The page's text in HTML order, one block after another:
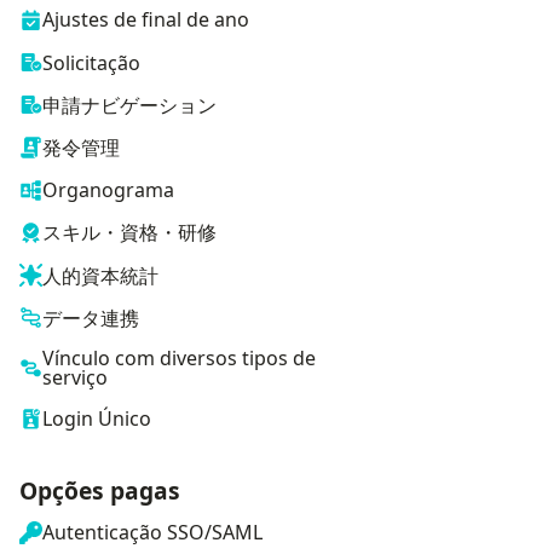
Ajustes de final de ano
Solicitação
申請ナビゲーション
発令管理
Organograma
スキル・資格・研修
人的資本統計
データ連携
Vínculo com diversos tipos de
serviço
Login Único
Opções pagas
Autenticação SSO/SAML